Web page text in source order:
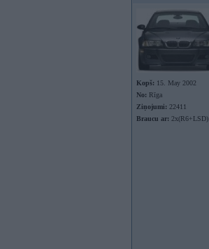
Kopš: 15. May 2002
No: Rīga
Ziņojumi: 22411
Braucu ar: 2x(R6+LSD)